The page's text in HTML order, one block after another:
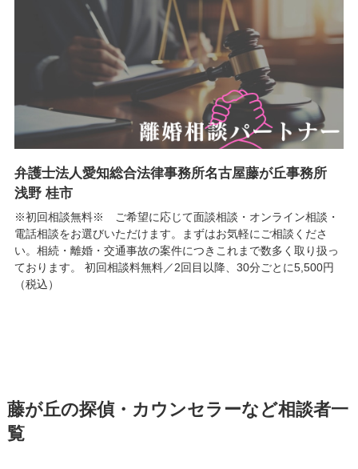
弁護士法人愛知総合法律事務所名古屋藤が丘事務所
浅野 桂市
※初回相談無料※ ご希望に応じて面談相談・オンライン相談・
電話相談をお選びいただけます。まずはお気軽にご相談くださ
い。相続・離婚・交通事故の案件につきこれまで数多く取り扱っ
ております。 初回相談料無料／2回目以降、30分ごとに5,500円
（税込）
藤が丘の探偵・カウンセラーなど相談者一
覧